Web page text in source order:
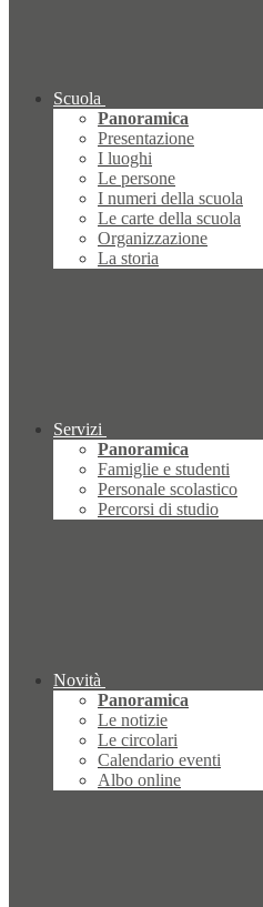
Scuola
Panoramica
Presentazione
I luoghi
Le persone
I numeri della scuola
Le carte della scuola
Organizzazione
La storia
Servizi
Panoramica
Famiglie e studenti
Personale scolastico
Percorsi di studio
Novità
Panoramica
Le notizie
Le circolari
Calendario eventi
Albo online